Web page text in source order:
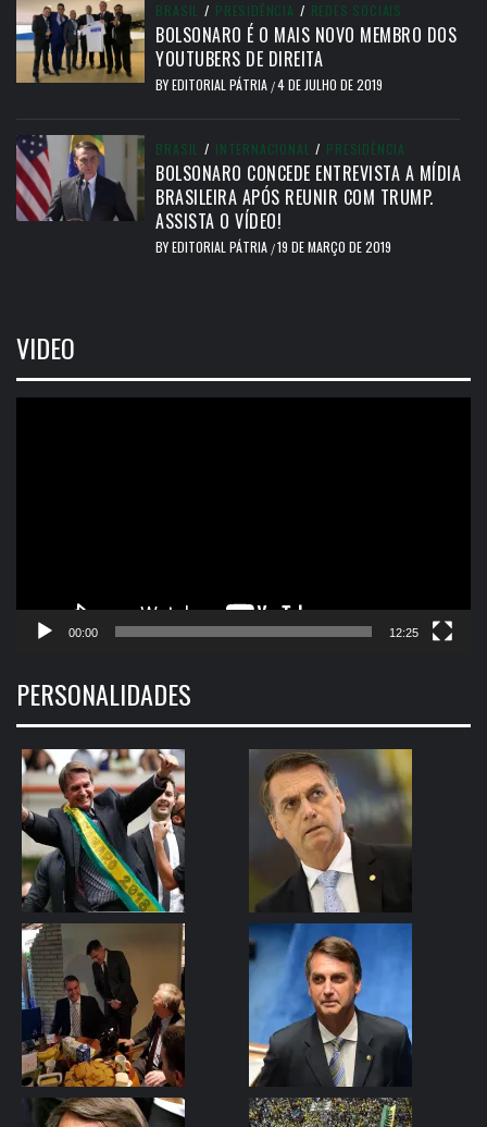
BRASIL / PRESIDÊNCIA / REDES SOCIAIS
BOLSONARO É O MAIS NOVO MEMBRO DOS
YOUTUBERS DE DIREITA
BYEDITORIAL PÁTRIA /4 DE JULHO DE 2019
BRASIL / INTERNACIONAL / PRESIDÊNCIA
BOLSONARO CONCEDE ENTREVISTA A MÍDIA
BRASILEIRA APÓS REUNIR COM TRUMP.
ASSISTA O VÍDEO!
BYEDITORIAL PÁTRIA /19 DE MARÇO DE 2019
VIDEO
00:00 12:25
PERSONALIDADES